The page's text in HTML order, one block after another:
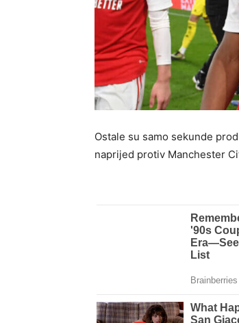
Ostale su samo sekunde
naprijed protiv Manchester